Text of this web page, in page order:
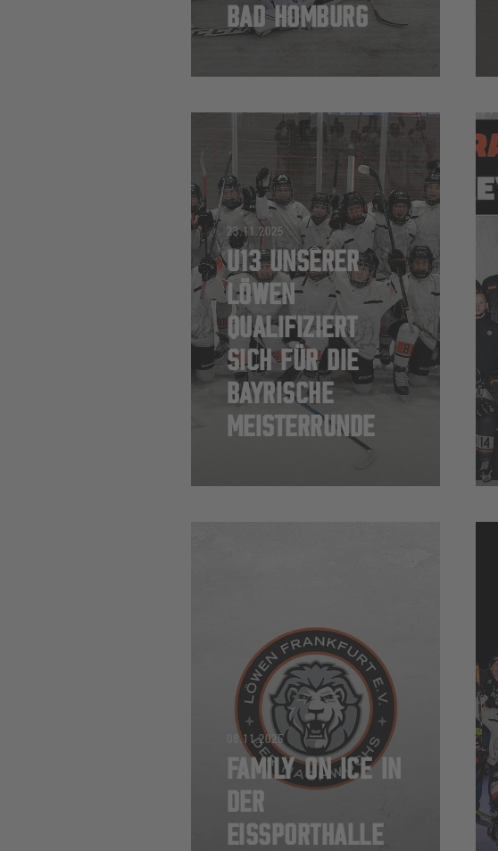
BAD HOMBURG
23.11.2025
U13 UNSERER
LÖWEN
QUALIFIZIERT
SICH FÜR DIE
BAYRISCHE
MEISTERRUNDE
08.11.2025
FAMILY ON ICE IN
DER
EISSPORTHALLE